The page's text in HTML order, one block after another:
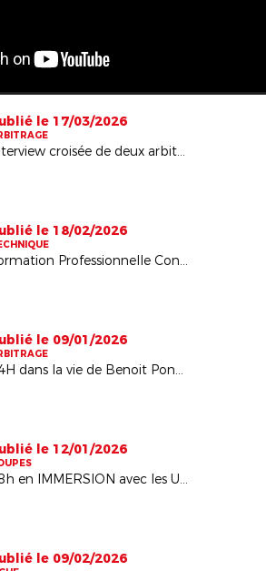
le 17/03/2026
Interview croisée de deux arbitres passionnés
le 18/02/2026
Formation Professionnelle Continue : Foot engagé !
le 09/01/2026
24H dans la vie de Benoit Poncet, joueur de Hauts Lyonnais
le 12/01/2026
48h en IMMERSION avec les U18 du RC Vichy
le 09/02/2026